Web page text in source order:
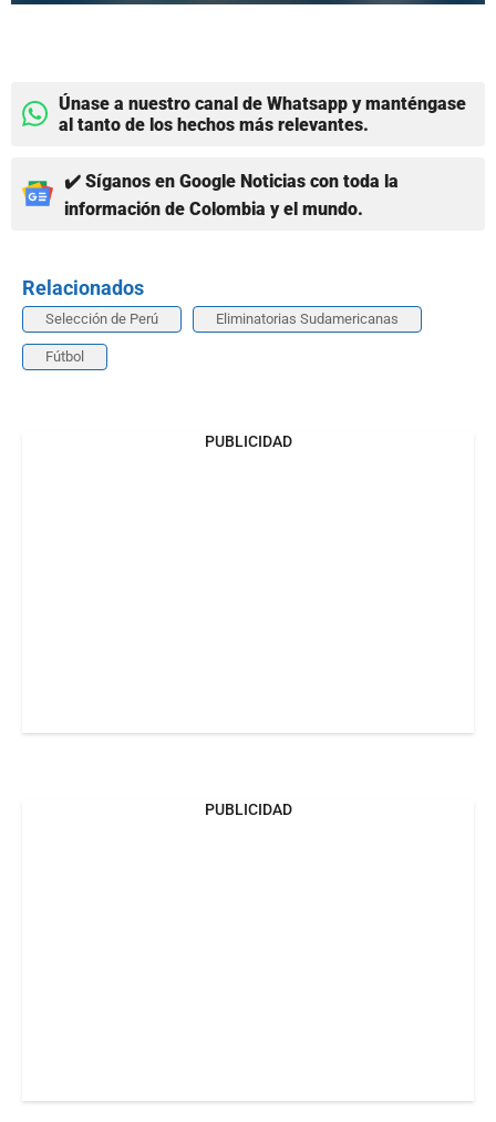
Únase a nuestro canal de Whatsapp y manténgase
al tanto de los hechos más relevantes.
✔️ Síganos en Google Noticias con toda la
información de Colombia y el mundo.
Relacionados
Selección de Perú Eliminatorias Sudamericanas
Fútbol
PUBLICIDAD
PUBLICIDAD